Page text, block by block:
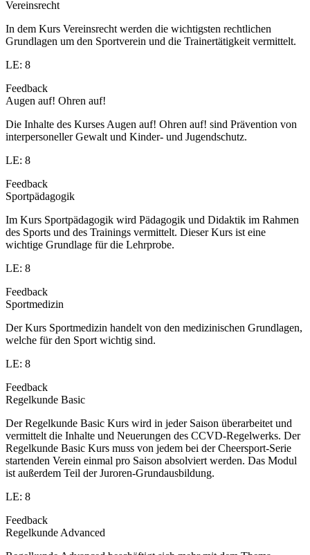
Vereinsrecht
In dem Kurs Vereinsrecht werden die wichtigsten rechtlichen
Grundlagen um den Sportverein und die Trainertätigkeit vermittelt.
LE: 8
Feedback
Augen auf! Ohren auf!
Die Inhalte des Kurses Augen auf! Ohren auf! sind Prävention von
interpersoneller Gewalt und Kinder- und Jugendschutz.
LE: 8
Feedback
Sportpädagogik
Im Kurs Sportpädagogik wird Pädagogik und Didaktik im Rahmen
des Sports und des Trainings vermittelt. Dieser Kurs ist eine
wichtige Grundlage für die Lehrprobe.
LE: 8
Feedback
Sportmedizin
Der Kurs Sportmedizin handelt von den medizinischen Grundlagen,
welche für den Sport wichtig sind.
LE: 8
Feedback
Regelkunde Basic
Der Regelkunde Basic Kurs wird in jeder Saison überarbeitet und
vermittelt die Inhalte und Neuerungen des CCVD-Regelwerks. Der
Regelkunde Basic Kurs muss von jedem bei der Cheersport-Serie
startenden Verein einmal pro Saison absolviert werden. Das Modul
ist außerdem Teil der Juroren-Grundausbildung.
LE: 8
Feedback
Regelkunde Advanced